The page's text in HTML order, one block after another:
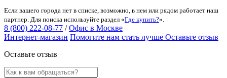
Если вашего города нет в списке, возможно, в нем или рядом работает наш
партнер. Для поиска используйте раздел «Где купить?».
8 (800) 222-08-77 / Офис в Москве
Интернет-магазин Помогите нам стать лучше Оставьте отзыв
Оставьте отзыв